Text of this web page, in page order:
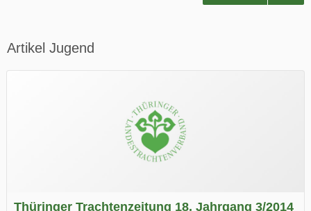
Artikel Jugend
Thüringer Trachtenzeitung 18. Jahrgang 3/2014